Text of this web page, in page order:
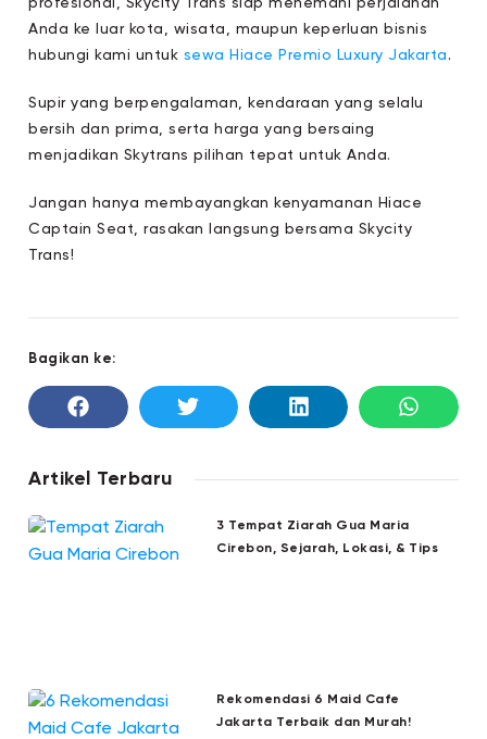
profesional, Skycity Trans siap menemani perjalanan
Anda ke luar kota, wisata, maupun keperluan bisnis
hubungi kami untuk sewa Hiace Premio Luxury Jakarta .
Supir yang berpengalaman, kendaraan yang selalu
bersih dan prima, serta harga yang bersaing
menjadikan Skytrans pilihan tepat untuk Anda.
Jangan hanya membayangkan kenyamanan Hiace
Captain Seat, rasakan langsung bersama Skycity
Trans!
Bagikan ke:
Artikel Terbaru
3 Tempat Ziarah Gua Maria
Cirebon, Sejarah, Lokasi, & Tips
Rekomendasi 6 Maid Cafe
Jakarta Terbaik dan Murah!